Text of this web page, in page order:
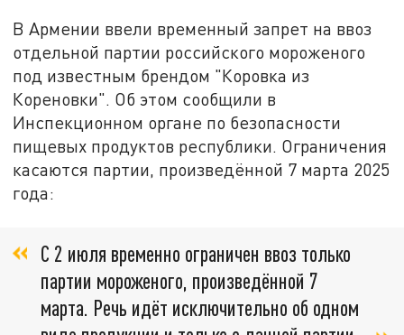
В Армении ввели временный запрет на ввоз
отдельной партии российского мороженого
под известным брендом "Коровка из
Кореновки". Об этом сообщили в
Инспекционном органе по безопасности
пищевых продуктов республики. Ограничения
касаются партии, произведённой 7 марта 2025
года:
С 2 июля временно ограничен ввоз только
партии мороженого, произведённой 7
марта. Речь идёт исключительно об одном